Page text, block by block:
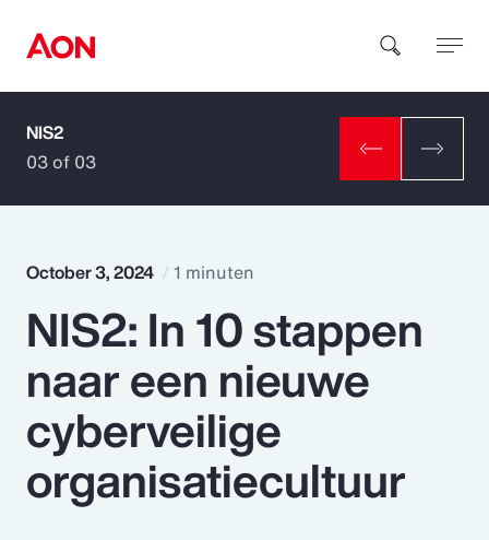
How can we help you?
Popular Searches
Insurance
Benefits
Pay Transparency
NIS2
03 of 03
October 3, 2024 1 minuten
NIS2: In 10 stappen
naar een nieuwe
cyberveilige
organisatiecultuur